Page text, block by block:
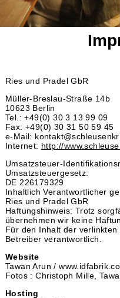
Ries und Pradel GbR
Müller-Breslau-Straße 14b
10623 Berlin
Tel.: +49(0) 30 3 13 99 09
Fax: +49(0) 30 31 50 59 45
e-Mail:
Internet: http://
Umsatzsteuer-
Umsatzsteuergesetz:
DE 226179329
Inhaltlich Verantwortlicher
Ries und Pradel GbR
Haftungshinweis: Trotz
übernehmen wir keine
Für den Inhalt der
Betreiber verantwortlich.
Website
Tawan Arun /
Fotos : Christoph Mille,
Hosting